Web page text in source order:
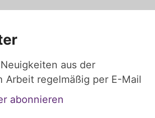
aus der
Arbeit regelmäßig per E-Mail
abonnieren